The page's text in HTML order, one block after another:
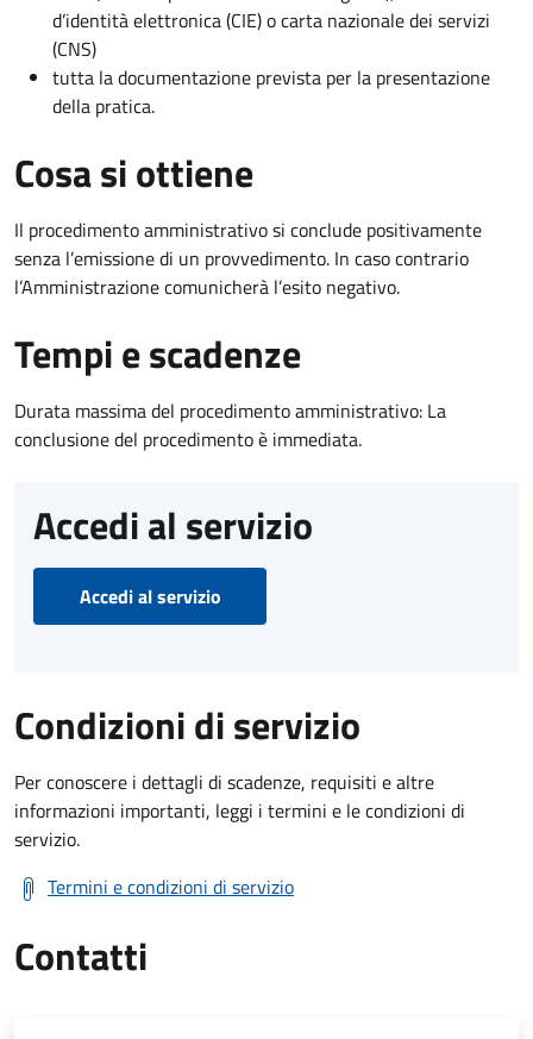
d’identità elettronica (CIE) o carta nazionale dei servizi
(CNS)
tutta la documentazione prevista per la presentazione
della pratica.
Cosa si ottiene
Il procedimento amministrativo si conclude positivamente
senza l’emissione di un provvedimento. In caso contrario
l’Amministrazione comunicherà l’esito negativo.
Tempi e scadenze
Durata massima del procedimento amministrativo: La
conclusione del procedimento è immediata.
Accedi al servizio
Accedi al servizio
Condizioni di servizio
Per conoscere i dettagli di scadenze, requisiti e altre
informazioni importanti, leggi i termini e le condizioni di
servizio.
Termini e condizioni di servizio
Contatti